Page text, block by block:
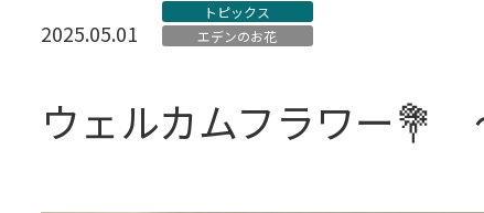
2025.05.01
トピックス
エデンのお花
ウェルカムフラワー💐